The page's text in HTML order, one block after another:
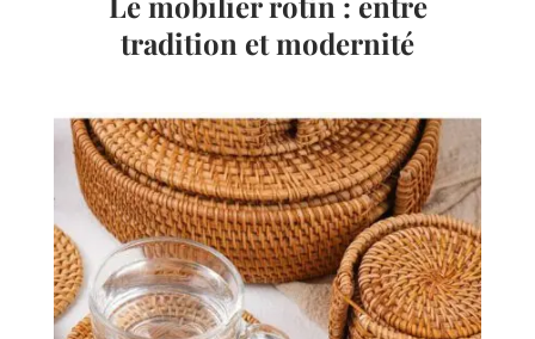
tradition et modernité